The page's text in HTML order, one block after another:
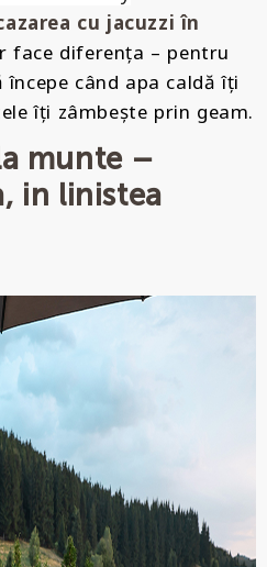
cu jacuzzi în
face diferența – pentru
când apa caldă îți
îți zâmbește prin geam.
munte –
in linistea